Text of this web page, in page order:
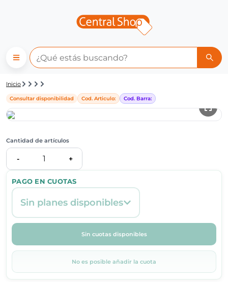
Detalle de producto | Central
Inicio
Consultar disponibilidad Cod. Articulo: Cod. Barra:
PAGO EN CUOTAS
Sin planes disponibles
Sin cuotas disponibles
No es posible añadir la cuota
Cantidad de artículos
- 1 +